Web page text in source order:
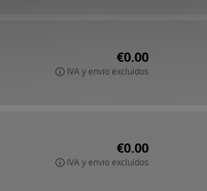
€0.00
IVA y envío excluidos
€0.00
IVA y envío excluidos